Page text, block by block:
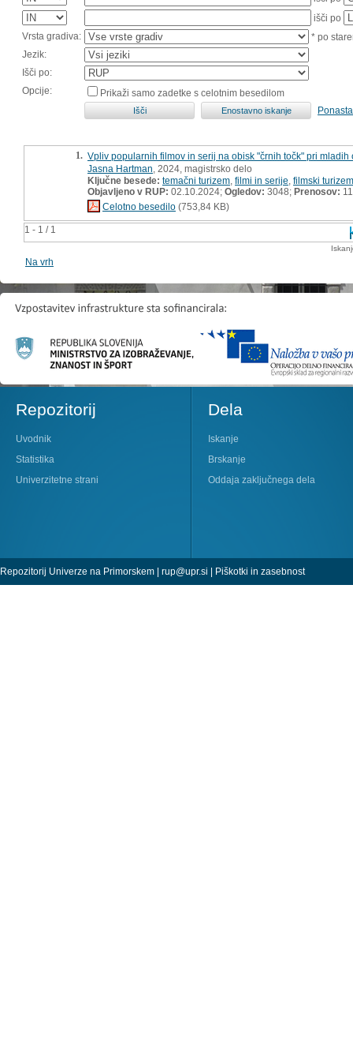
išči po
Vrsta gradiva:
* po
Jezik:
Išči po:
Opcije:
Prikaži samo zadetke s celotnim besedilom
1 - 1 / 1
1. Vpliv popularnih filmov in serij na obisk "črnih točk" pri
Jasna Hartman , 2024, magistrsko delo
Ključne besede: temačni turizem filmi in serije filmski turizem
Objavljeno v RUP: 02.10.2024; Ogledov: 3048; Prenosov:
Celotno besedilo (753,84 KB)
Na vrh
Repozitorij
Uvodnik
Statistika
Univerzitetne strani
Dela
Iskanje
Brskanje
Oddaja zaključnega dela
Repozitorij Univerze na Primorskem | rup@upr.si | Piškotki in zasebnost